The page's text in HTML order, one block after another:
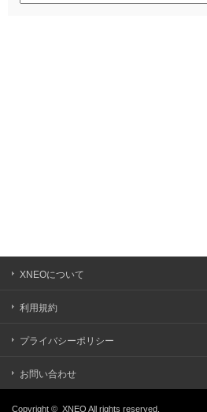
XNEOについて
利用規約
プライバシーポリシー
お問い合わせ
Copyright © XNEO All rights reserved.